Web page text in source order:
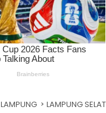
LAMPUNG LAMPUNG